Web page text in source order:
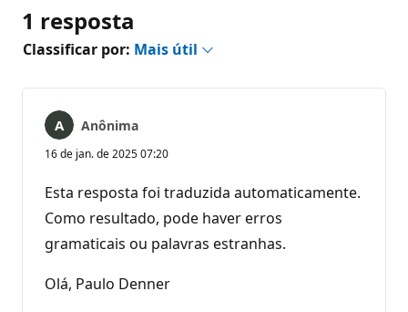
1 resposta
Classificar por: Mais útil
Anônima
16 de jan. de 2025 07:20
Esta resposta foi traduzida automaticamente.
Como resultado, pode haver erros
gramaticais ou palavras estranhas.
Olá, Paulo Denner